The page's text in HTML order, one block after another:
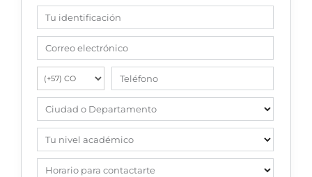
Tu identificación
Correo electrónico
Teléfono
Ciudad o Departamento
Tu nivel académico
Horario para contactarte